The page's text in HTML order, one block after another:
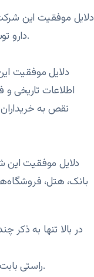
دلایل موفقیت این شرکت
دارو توسط خریدار، ارائه اطلاعات خوددرمانی، ارائه بانک اطلاعاتی کاملی از داروها و… دانست.
دلایل موفقیت
اطلاعات تاریخی و
نقص به
دلایل موفقیت این
بانک، هتل،
در بالا تنها به ذکر
راستی بابت اینکه این متن اینقدر خشک و بی‌روح شد معذرت. قول می‌دم سری بعدی کمی بهتر بشه.